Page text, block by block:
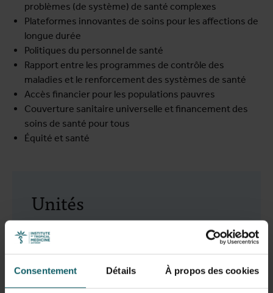
Consentement Détails À propos des cookies
problèmes (de système) de santé complexes
Plateformes innovantes de soins pour les affections de
longue durée
Politiques du personnel de santé
Rapport entre les programmes de contrôle des
maladies et le renforcement des systèmes de santé
Accès financier pour les populations pauvres
Couverture sanitaire universelle et financement des
soins de santé pour tous
Équité et santé
Unités
Complexity and Health
Health Policy